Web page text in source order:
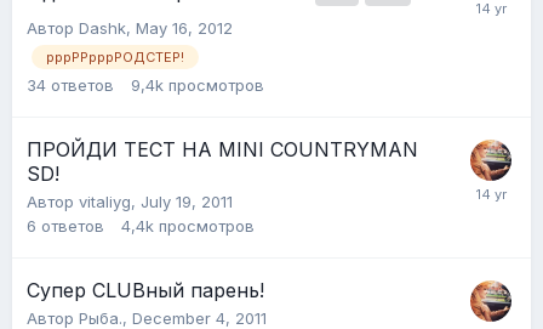
Автор Dashk, May 16, 2012
рррРРрррРОДСТЕР!
34 ответов 9,4k просмотров
ПРОЙДИ ТЕСТ НА MINI COUNTRYMAN
SD!
Автор vitaliyg, July 19, 2011
6 ответов 4,4k просмотров
Супер CLUBный парень!
Автор Рыба., December 4, 2011